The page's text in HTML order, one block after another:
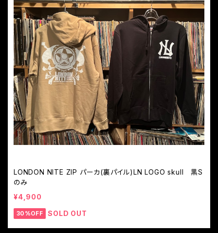
LONDON NITE ZIP パーカ(裏パイル)LN LOGO skull 黒S
のみ
¥4,900
30%OFF SOLD OUT